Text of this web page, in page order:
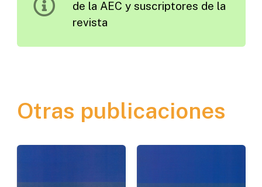
de la AEC y suscriptores de la
revista
Otras publicaciones